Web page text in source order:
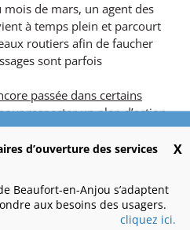
de mars, un agent des
à temps plein et parcourt
routiers afin de faucher
sont parfois
passée dans certains
respecter un plan d’action
en priorité, les zones
les carrefours et la
bientôt.
d’ouverture des services
Beaufort-en-Anjou s’adaptent
aux besoins des usagers.
cliquez ici.